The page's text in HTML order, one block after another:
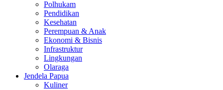
Polhukam
Pendidikan
Kesehatan
Perempuan & Anak
Ekonomi & Bisnis
Infrastruktur
Lingkungan
Olaraga
Jendela Papua
Kuliner